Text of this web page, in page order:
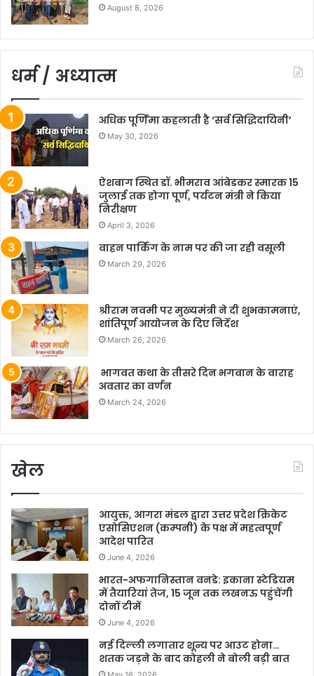
August 8, 2026
धर्म / अध्यात्म
अधिक पूर्णिमा कहलाती है ‘सर्व सिद्धिदायिनी’
May 30, 2026
ऐशबाग स्थित डॉ. भीमराव आंबेडकर स्मारक 15
जुलाई तक होगा पूर्ण, पर्यटन मंत्री ने किया
निरीक्षण
April 3, 2026
वाहन पार्किंग के नाम पर की जा रही वसूली
March 29, 2026
श्रीराम नवमी पर मुख्यमंत्री ने दी शुभकामनाएं,
शांतिपूर्ण आयोजन के दिए निर्देश
March 26, 2026
भागवत कथा के तीसरे दिन भगवान के वाराह
अवतार का वर्णन
March 24, 2026
खेल
आयुक्त, आगरा मंडल द्वारा उत्तर प्रदेश क्रिकेट
एसोसिएशन (कम्पनी) के पक्ष में महत्वपूर्ण
आदेश पारित
June 4, 2026
भारत-अफगानिस्तान वनडे: इकाना स्टेडियम
में तैयारियां तेज, 15 जून तक लखनऊ पहुंचेंगी
दोनों टीमें
June 4, 2026
नई दिल्ली लगातार शून्य पर आउट होना…
शतक जड़ने के बाद कोहली ने बोली बड़ी बात